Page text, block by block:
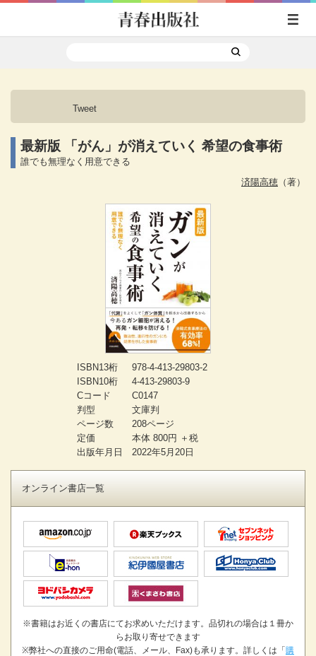
Tweet
最新版 「がん」が消えていく 希望の食事術
誰でも無理なく用意できる
済陽高穂 （著）
ISBN13桁
978-4-413-29803-2
ISBN10桁
4-413-29803-9
Cコード
C0147
判型
文庫判
ページ数
208ページ
定価
本体 800円 ＋税
出版年月日
2022年5月20日
オンライン書店一覧
※書籍はお近くの書店にてお求めいただけます。品切れの場合は１冊か
らお取り寄せできます
※弊社への直接のご用命(電話、メール、Fax)も承ります。詳しくは「購